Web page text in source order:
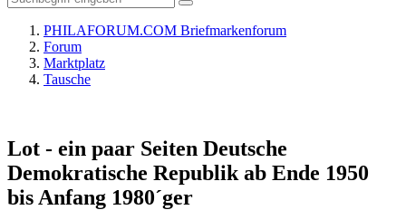
PHILAFORUM.COM Briefmarkenforum
Forum
Marktplatz
Tausche
Lot - ein paar Seiten Deutsche
Demokratische Republik ab Ende 1950
bis Anfang 1980´ger